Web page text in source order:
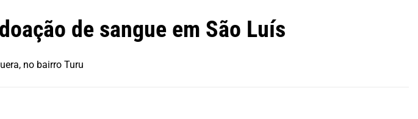
de sangue em São Luís
no bairro Turu